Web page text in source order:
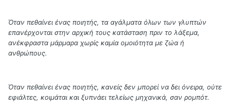
Όταν πεθαίνει ένας ποιητής, τα αγάλματα όλων των γλυπτών
επανέρχονται στην αρχική τους κατάσταση πριν το λάξεμα,
ανέκφραστα μάρμαρα χωρίς καμία ομοιότητα με ζώα ή
ανθρώπους.
Όταν πεθαίνει ένας ποιητής, κανείς δεν μπορεί να δει όνειρα, ούτε
εφιάλτες, κοιμάται και ξυπνάει τελείως μηχανικά, σαν ρομπότ.